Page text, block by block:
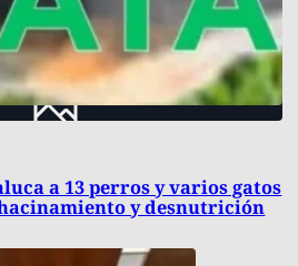
a 13 perros y varios gatos
y desnutrición